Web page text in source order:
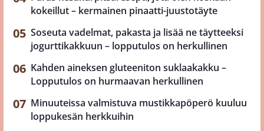
kokeillut – kermainen pinaatti-juustotäyte
Soseuta vadelmat, pakasta ja lisää ne täytteeksi
jogurttikakkuun – lopputulos on herkullinen
Kahden aineksen gluteeniton suklaakakku –
Lopputulos on hurmaavan herkullinen
Minuuteissa valmistuva mustikkapöperö kuuluu
loppukesän herkkuihin